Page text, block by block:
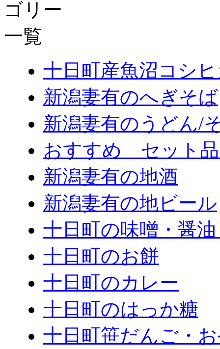
十日町産魚沼コシ
新潟妻有のへぎそば
新潟妻有のうどん/
おすすめ セット
新潟妻有の地酒
新潟妻有の地ビール
十日町の味噌・醤
十日町のお餅
十日町のカレー
十日町のはっか糖
十日町笹だんご・